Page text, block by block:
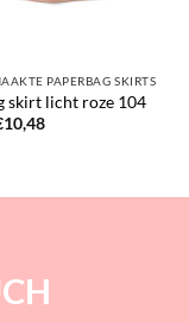
PAPERBAG SKIRTS
skirt licht roze 104
prijs
10,48Huidige